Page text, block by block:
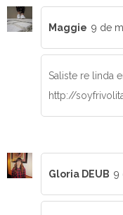
Maggie 9 de
Saliste re linda
http://
Gloria DEUB 9